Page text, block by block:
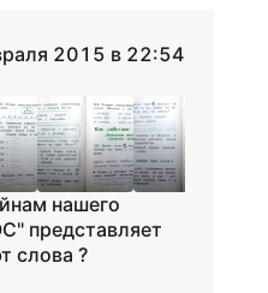
2015 в 22:54
нашего
представляет
слова ?